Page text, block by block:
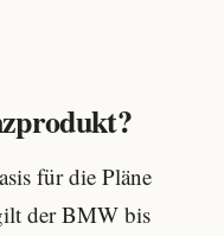
für die Pläne
der BMW bis